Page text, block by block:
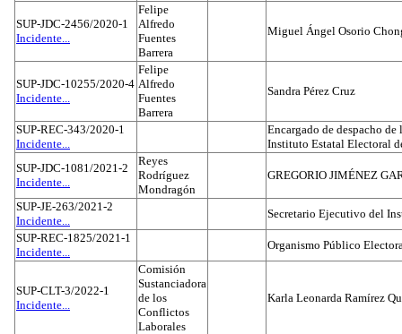
SUP-JDC-2456/2020-1
Incidente...
Felipe
Alfredo
Fuentes
Barrera
Miguel Ángel Osorio
SUP-JDC-10255/2020-4
Incidente...
Felipe
Alfredo
Fuentes
Barrera
Sandra Pérez Cruz
SUP-REC-343/2020-1
Incidente...
Encargado de despacho
Instituto Estatal Electoral
SUP-JDC-1081/2021-2
Incidente...
Reyes
Rodríguez
Mondragón
GREGORIO JIMÉNEZ
SUP-JE-263/2021-2
Incidente...
Secretario Ejecutivo del
SUP-REC-1825/2021-1
Incidente...
Organismo Público
SUP-CLT-3/2022-1
Incidente...
Comisión
Sustanciadora
de los
Conflictos
Laborales
Karla Leonarda Ramírez